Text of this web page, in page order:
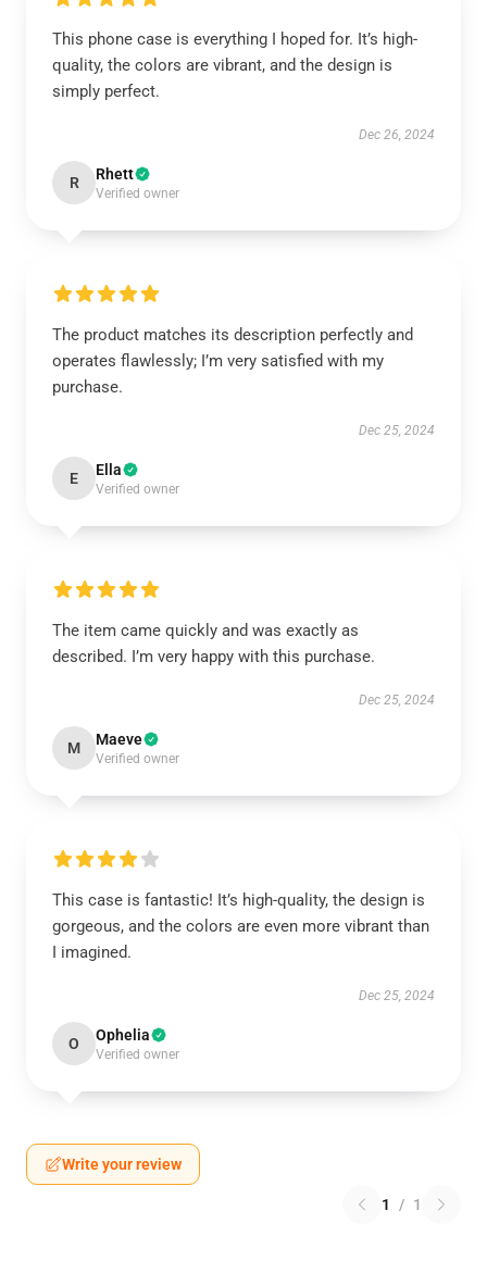
This phone case is everything I hoped for. It’s high-
quality, the colors are vibrant, and the design is
simply perfect.
Dec 26, 2024
R Rhett
Verified owner
The product matches its description perfectly and
operates flawlessly; I’m very satisfied with my
purchase.
Dec 25, 2024
E Ella
Verified owner
The item came quickly and was exactly as
described. I’m very happy with this purchase.
Dec 25, 2024
M Maeve
Verified owner
This case is fantastic! It’s high-quality, the design is
gorgeous, and the colors are even more vibrant than
I imagined.
Dec 25, 2024
O Ophelia
Verified owner
Write your review
1 / 1